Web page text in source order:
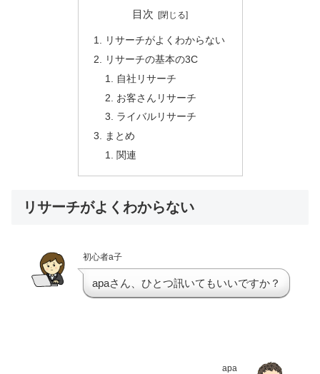
目次
リサーチがよくわからない
リサーチの基本の3C
自社リサーチ
お客さんリサーチ
ライバルリサーチ
まとめ
関連
リサーチがよくわからない
初心者a子
apaさん、ひとつ訊いてもいいですか？
apa